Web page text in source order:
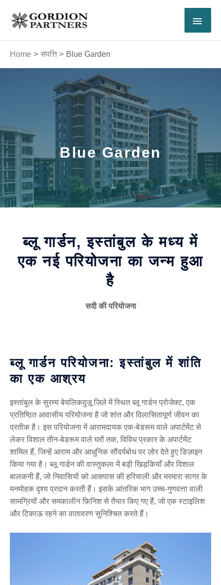
content
Home संपत्ति Blue Garden
Blue Garden
ब्लू गार्डन, इस्तांबुल के मध्य में
एक नई परियोजना का जन्म हुआ
है
सदी की परियोजना
ब्लू गार्डन परियोजना: इस्तांबुल में शांति
का एक आश्रय
इस्तांबुल के सुरम्य बेयलिकदुज़ू ज़िले में स्थित ब्लू गार्डन प्रोजेक्ट, एक
प्रतिष्ठित आवासीय परियोजना है जो शांत और विलासितापूर्ण जीवन का
प्रतीक है। इस परियोजना में आरामदायक एक-बेडरूम वाले अपार्टमेंट से
लेकर विशाल तीन-बेडरूम वाले घरों तक, विविध प्रकार के अपार्टमेंट
शामिल हैं, जिन्हें आराम और आधुनिक सौंदर्यबोध पर ज़ोर देते हुए डिज़ाइन
किया गया है। ब्लू गार्डन की वास्तुकला में बड़ी खिड़कियाँ और विशाल
बालकनी हैं, जो निवासियों को आसपास की हरियाली और मरमारा सागर के
मनमोहक दृश्य प्रदान करती हैं। इसके आंतरिक भाग उच्च-गुणवत्ता वाली
सामग्रियों और समकालीन फ़िनिश से तैयार किए गए हैं, जो एक स्टाइलिश
और टिकाऊ रहने का वातावरण सुनिश्चित करते हैं।